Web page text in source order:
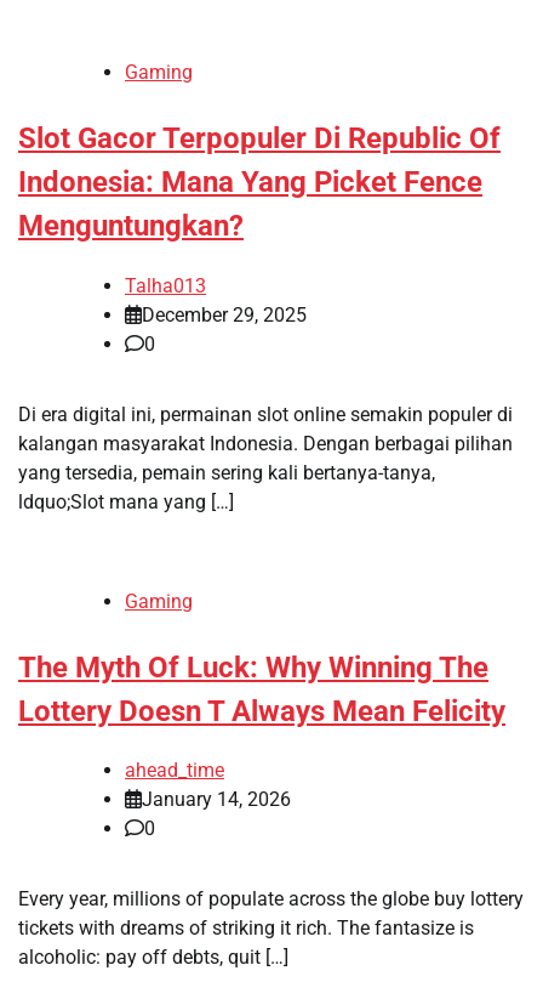
Gaming
Slot Gacor Terpopuler Di Republic Of
Indonesia: Mana Yang Picket Fence
Menguntungkan?
Talha013
December 29, 2025
0
Di era digital ini, permainan slot online semakin populer di
kalangan masyarakat Indonesia. Dengan berbagai pilihan
yang tersedia, pemain sering kali bertanya-tanya,
ldquo;Slot mana yang […]
Gaming
The Myth Of Luck: Why Winning The
Lottery Doesn T Always Mean Felicity
ahead_time
January 14, 2026
0
Every year, millions of populate across the globe buy lottery
tickets with dreams of striking it rich. The fantasize is
alcoholic: pay off debts, quit […]